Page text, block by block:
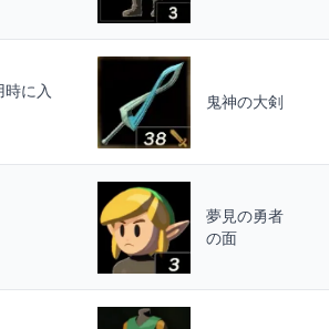
時に入
鬼神の大剣
夢見の勇者
の面